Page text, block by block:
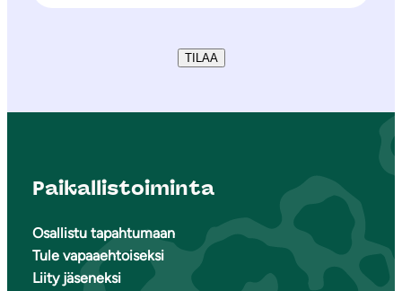
TILAA
Paikallistoiminta
Osallistu tapahtumaan
Tule vapaaehtoiseksi
Liity jäseneksi